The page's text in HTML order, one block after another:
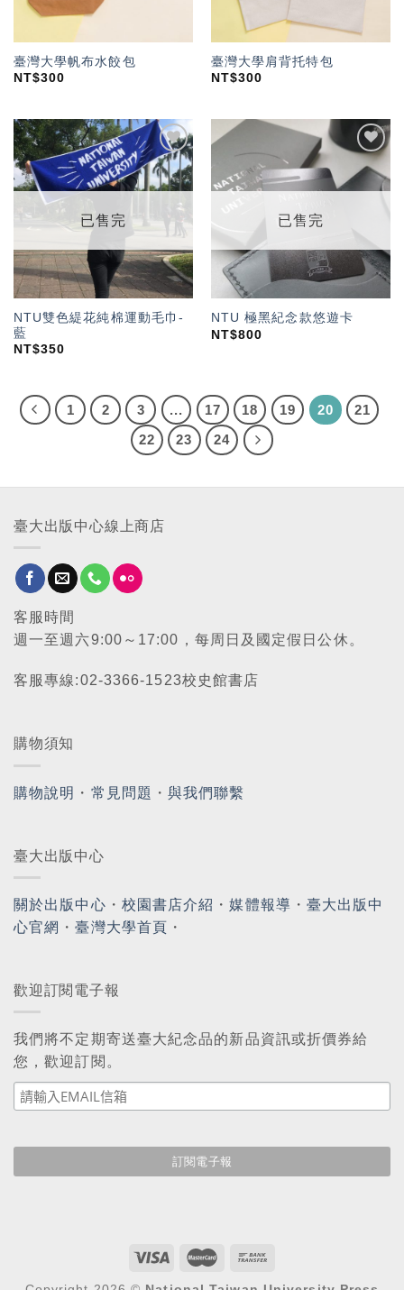
臺灣大學帆布水餃包
NT$300
臺灣大學肩背托特包
NT$300
加入
「願
望輕
單」
已售完
NTU雙色緹花純棉運動毛巾-
藍
NT$350
加入
「願
望輕
已售完
NTU 極黑紀念款悠遊卡
NT$800
1 2 3 ... 17 18 19 20
21
22
23 24
臺大出版中心線上商店
客服時間
週一至週六9:00～17:00，每周日及國定假日公休。
客服專線:02-3366-1523校史館書店
購物須知
購物說明 ・ 常見問題 ・與我們聯繫
臺大出版中心
關於出版中心 ・ 校園書店介紹 ・媒體報導 ・ 臺大出版中
心官網 ・臺灣大學首頁 ・
歡迎訂閱電子報
我們將不定期寄送臺大紀念品的新品資訊或折價券給
您，歡迎訂閱。